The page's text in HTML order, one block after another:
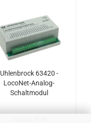
Uhlenbrock 63420 -
LocoNet-Analog-
Schaltmodul